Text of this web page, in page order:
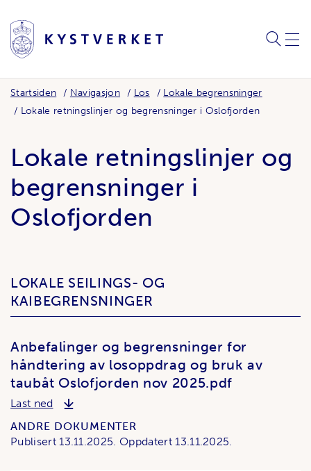
SØK
Startsiden Navigasjon Los
Lokale begrensninger
Lokale retningslinjer og begrensninger i Oslofjorden
Lokale retningslinjer og
begrensninger i
Oslofjorden
LOKALE SEILINGS- OG
KAIBEGRENSNINGER
Anbefalinger og begrensninger for
håndtering av losoppdrag og bruk av
taubåt Oslofjorden nov 2025.pdf
Last nedAnbefalinger og begrensninger for håndtering
ANDRE DOKUMENTER
Publisert13.11.2025.Oppdatert13.11.2025.